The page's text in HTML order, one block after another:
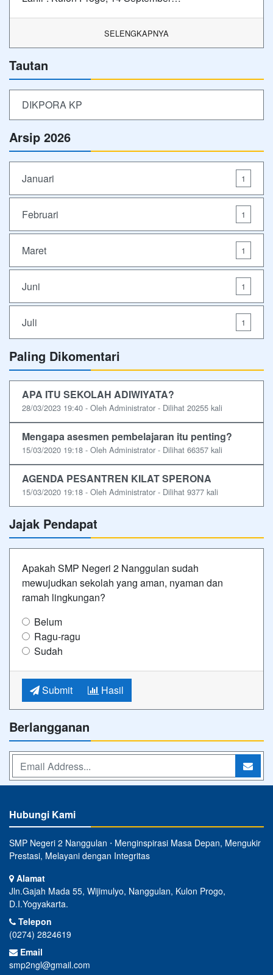
SELENGKAPNYA
Tautan
DIKPORA KP
Arsip 2026
Januari 1
Februari 1
Maret 1
Juni 1
Juli 1
Paling Dikomentari
APA ITU SEKOLAH ADIWIYATA?
28/03/2023 19:40 - Oleh Administrator - Dilihat 20255 kali
Mengapa asesmen pembelajaran itu penting?
15/03/2020 19:18 - Oleh Administrator - Dilihat 66357 kali
AGENDA PESANTREN KILAT SPERONA
15/03/2020 19:18 - Oleh Administrator - Dilihat 9377 kali
Jajak Pendapat
Apakah SMP Negeri 2 Nanggulan sudah
mewujudkan sekolah yang aman, nyaman dan
ramah lingkungan?
Belum
Ragu-ragu
Sudah
Submit Hasil
Berlangganan
Hubungi Kami
SMP Negeri 2 Nanggulan ⋅ Menginspirasi Masa Depan, Mengukir
Prestasi, Melayani dengan Integritas
Alamat
Jln.Gajah Mada 55, Wijimulyo, Nanggulan, Kulon Progo,
D.I.Yogyakarta.
Telepon
(0274) 2824619
Email
smp2ngl@gmail.com